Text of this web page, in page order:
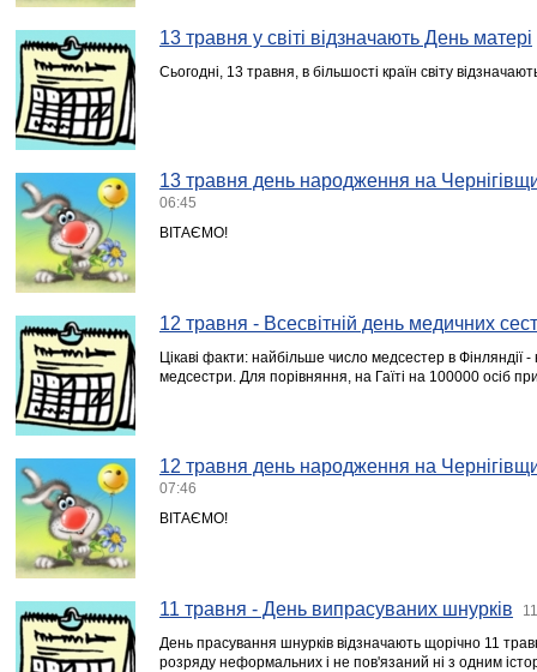
13 травня у світі відзначають День матері
Сьогодні, 13 травня, в більшості країн світу
13 травня день народження на
06:45
ВІТАЄМО!
12 травня - Всесвітній день медичних
Цікаві факти: найбільше число медсестер в
медсестри. Для порівняння, на Гаїті на 100000 осіб
12 травня день народження на
07:46
ВІТАЄМО!
11 травня - День випрасуваних шнурків
День прасування шнурків відзначають щорічно 11
розряду неформальних і не пов'язаний ні з одним